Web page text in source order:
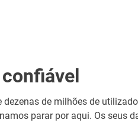
de milhões de
parar por aqui. Os seus